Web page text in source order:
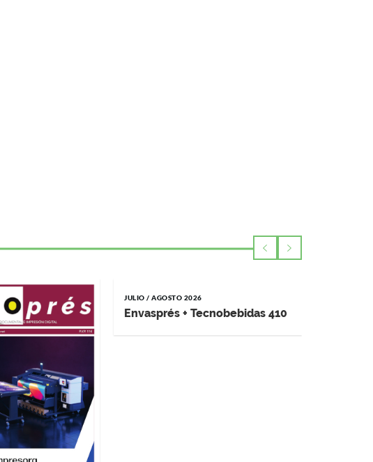
JULIO / AGOSTO 2026
Envasprés + Tecnobebidas 410